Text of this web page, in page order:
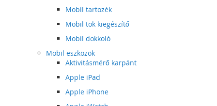
Mobil tartozék
Mobil tok kiegészítő
Mobil dokkoló
Mobil eszközök
Aktivitásmérő karpánt
Apple iPad
Apple iPhone